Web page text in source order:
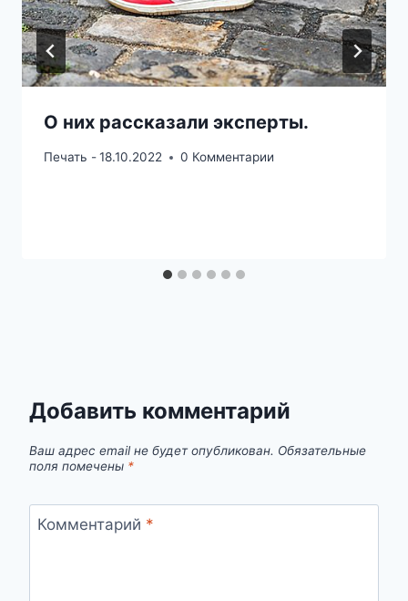
О них рассказали эксперты.
Печать -18.10.2022 0 Комментарии
Добавить комментарий
Ваш адрес email не будет опубликован. Обязательные
поля помечены *
Комментарий *